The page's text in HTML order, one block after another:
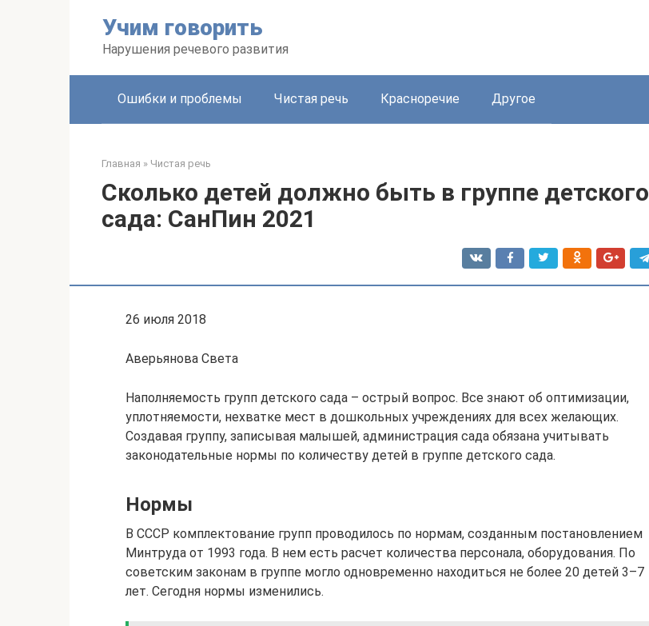
Учим говорить
Нарушения речевого развития
Ошибки и проблемы Чистая речь Красноречие Другое
Главная » Чистая речь
Сколько детей должно быть в группе детского
сада: СанПин 2021
26 июля 2018
Аверьянова Света
Наполняемость групп детского сада – острый вопрос. Все знают об оптимизации,
уплотняемости, нехватке мест в дошкольных учреждениях для всех желающих.
Создавая группу, записывая малышей, администрация сада обязана учитывать
законодательные нормы по количеству детей в группе детского сада.
Нормы
В СССР комплектование групп проводилось по нормам, созданным постановлением
Минтруда от 1993 года. В нем есть расчет количества персонала, оборудования. По
советским законам в группе могло одновременно находиться не более 20 детей 3–7
лет. Сегодня нормы изменились.